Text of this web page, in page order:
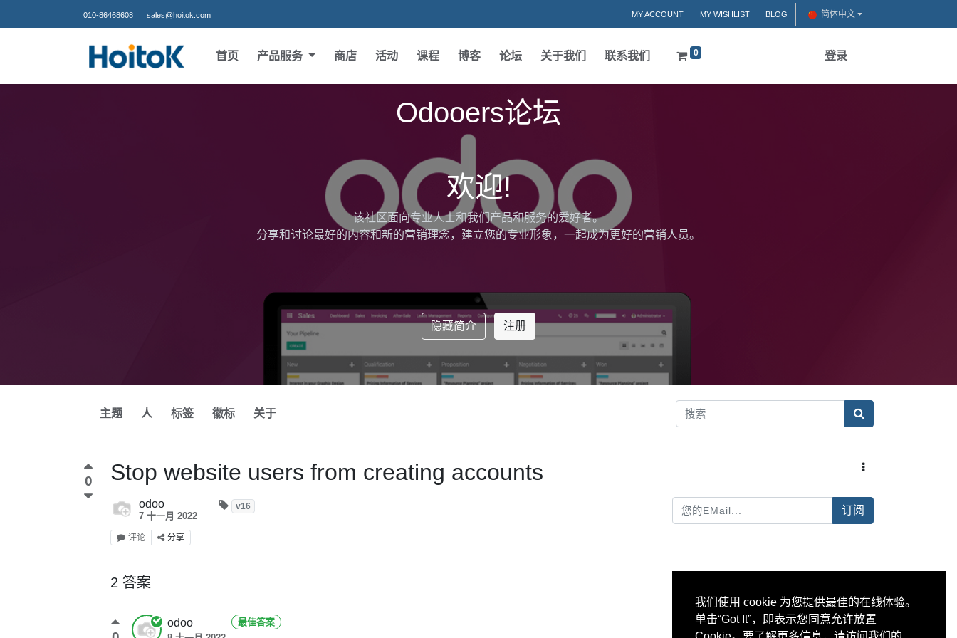
我们使用 cookie 为您提供最佳的在线体验。
单击“Got It”，即表示您同意允许放置
010-86468608 sales@hoitok.com MY ACCOUNT MY WISHLIST BLOG 简体中文
首页 产品服务 商店 活动 课程 博客 论坛 关于我们 联系我们 0 登录
Odooers论坛
欢迎!
该社区面向专业人士和我们产品和服务的爱好者。
分享和讨论最好的内容和新的营销理念，建立您的专业形象，一起成为更好的营销人员。
隐藏简介 注册
主题 人 标签 徽标 关于
0 Stop website users from creating accounts
odoo
7 十一月 2022 订阅
v16
评论 分享
2 答案
odoo 最佳答案